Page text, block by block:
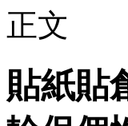
正文
貼紙貼